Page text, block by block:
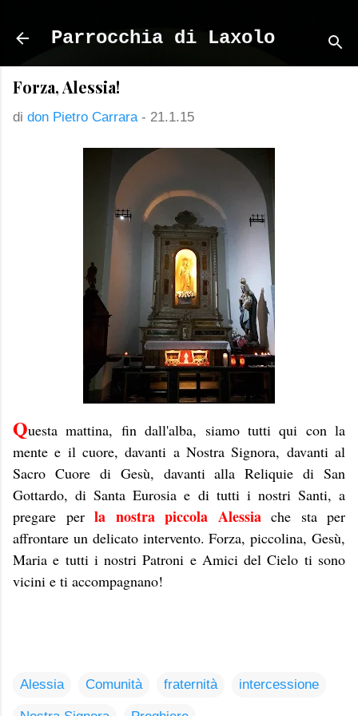
Parrocchia di Laxolo
Forza, Alessia!
di don Pietro Carrara - 21.1.15
Questa mattina, fin dall'alba, siamo tutti qui con la
mente e il cuore, davanti a Nostra Signora, davanti al
Sacro Cuore di Gesù, davanti alla Reliquie di San
Gottardo, di Santa Eurosia e di tutti i nostri Santi, a
pregare per la nostra piccola Alessia che sta per
affrontare un delicato intervento. Forza, piccolina, Gesù,
Maria e tutti i nostri Patroni e Amici del Cielo ti sono
vicini e ti accompagnano!
Alessia Comunità fraternità intercessione